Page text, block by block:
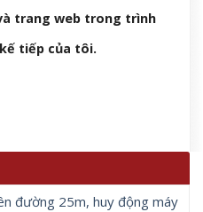
trang web trong trình
tiếp của tôi.
đường 25m, huy động máy